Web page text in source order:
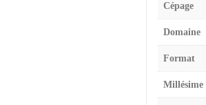
Cépage
Domaine
Format
Millésime